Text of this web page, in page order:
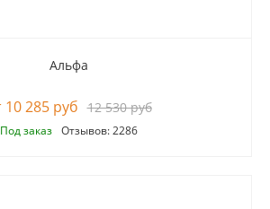
Альфа
10 285 руб 12 530 руб
Под заказ Отзывов: 2286